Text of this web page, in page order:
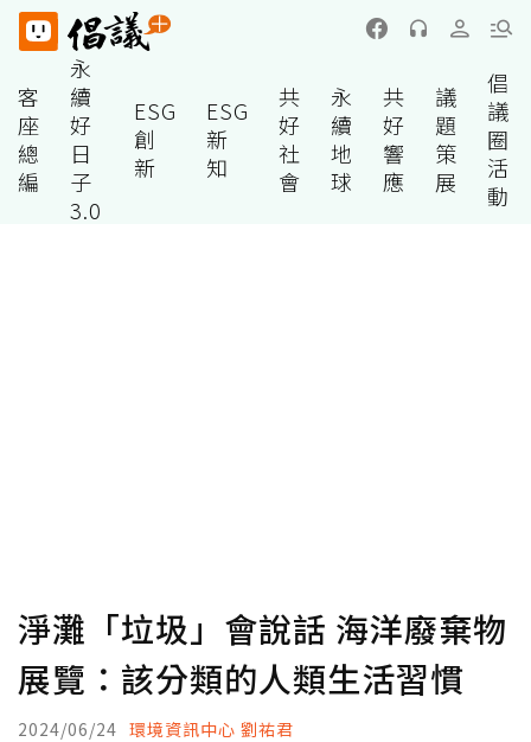
客
座
總
編
永
續
好
日
子
3.0
ESG
創
新
ESG
新
知
共
好
社
會
永
續
地
球
共
好
響
應
議
題
策
展
倡
議
圈
活
動
淨灘「垃圾」會說話 海洋廢棄物
展覽：該分類的人類生活習慣
2024/06/24 環境資訊中心 劉祐君